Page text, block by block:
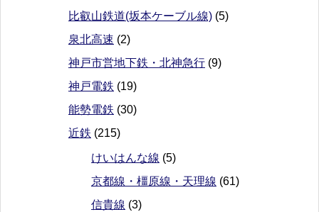
比叡山鉄道(坂本ケーブル線) (5)
泉北高速 (2)
神戸市営地下鉄・北神急行 (9)
神戸電鉄 (19)
能勢電鉄 (30)
近鉄 (215)
けいはんな線 (5)
京都線・橿原線・天理線 (61)
信貴線 (3)